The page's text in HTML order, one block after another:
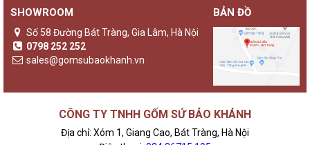
SHOWROOM
Số 58 Đường Bát Tràng, Gia Lâm, Hà Nội
0798 252 252
sales@gomsubaokhanh.vn
BẢN ĐỒ
CÔNG TY TNHH GỐM SỨ BẢO KHÁNH
Địa chỉ: Xóm 1, Giang Cao, Bát Tràng, Hà Nội